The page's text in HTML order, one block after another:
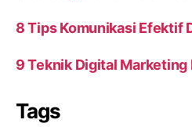
8 Tips Komunikasi Efektif
9 Teknik Digital
Tags